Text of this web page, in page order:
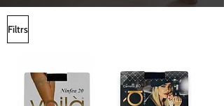
Filtrs